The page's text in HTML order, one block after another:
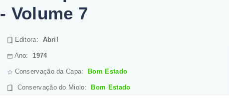
- Volume 7
Editora: Abril
Ano:1974
Conservação da Capa: Bom Estado
Conservação do Miolo: Bom Estado